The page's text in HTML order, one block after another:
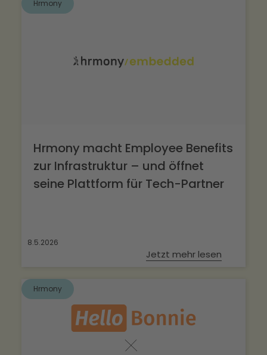
Hrmony
Hrmony macht Employee Benefits
zur Infrastruktur – und öffnet
seine Plattform für Tech-Partner
8.5.2026
Jetzt mehr lesen
Hrmony